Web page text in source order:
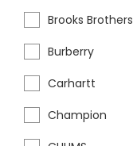
Brooks Brothers
Burberry
Carhartt
Champion